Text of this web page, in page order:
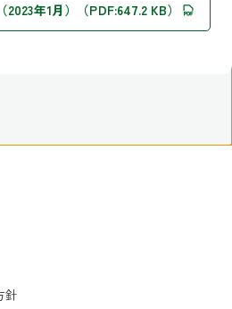
年1月）（PDF:647.2 KB）
針